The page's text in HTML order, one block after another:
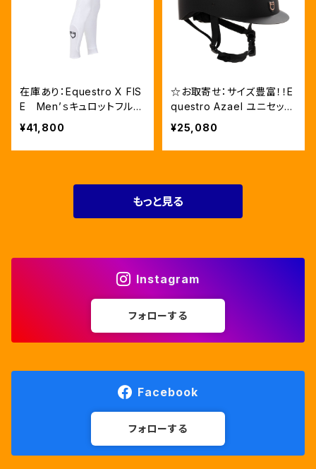
在庫あり：Equestro X FIS
E Men’ｓキュロットフルグ
リップグリップ WHITEの
み（LFET06740）
¥41,800
☆お取寄せ：サイズ豊富！！E
questro Azael ユニセック
スヘルメット ６色5サイズ
（ETU02011）
¥25,080
もっと見る
Instagram
フォローする
Facebook
フォローする